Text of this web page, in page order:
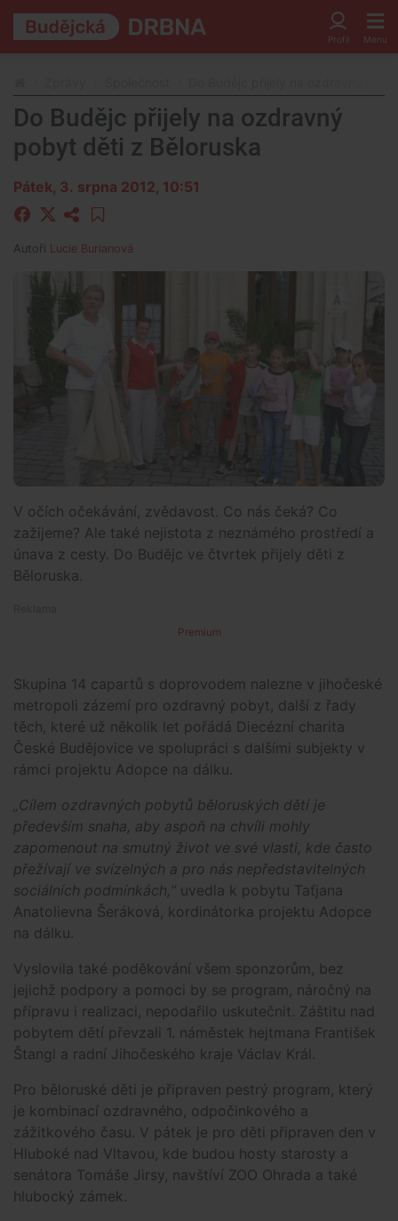
Do Budějc přijely na ozdravný
pobyt děti z Běloruska
Pátek, 3. srpna 2012, 10:51
Autoři Lucie Burianová
V očích očekávání, zvědavost. Co nás čeká? Co
zažijeme? Ale také nejistota z neznámého prostředí a
únava z cesty. Do Budějc ve čtvrtek přijely děti z
Běloruska.
Premium
Skupina 14 capartů s doprovodem nalezne v jihočeské
metropoli zázemí pro ozdravný pobyt, další z řady
těch, které už několik let pořádá Diecézní charita
České Budějovice ve spolupráci s dalšími subjekty v
rámci projektu Adopce na dálku.
„Cílem ozdravných pobytů běloruských dětí je
především snaha, aby aspoň na chvíli mohly
zapomenout na smutný život ve své vlasti, kde často
přežívají ve svízelných a pro nás nepředstavitelných
sociálních podmínkách,“ uvedla k pobytu Taťjana
Anatolievna Šeráková, kordinátorka projektu Adopce
na dálku.
Vyslovila také poděkování všem sponzorům, bez
jejichž podpory a pomoci by se program, náročný na
přípravu i realizaci, nepodařilo uskutečnit. Záštitu nad
pobytem dětí převzali 1. náměstek hejtmana František
Štangl a radní Jihočeského kraje Václav Král.
Pro běloruské děti je připraven pestrý program, který
je kombinací ozdravného, odpočinkového a
zážitkového času. V pátek je pro děti připraven den v
Hluboké nad Vltavou, kde budou hosty starosty a
senátora Tomáše Jirsy, navštíví ZOO Ohrada a také
hlubocký zámek.